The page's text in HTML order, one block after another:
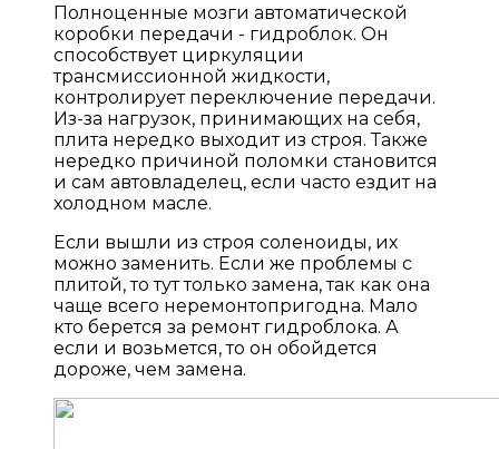
Полноценные мозги автоматической
коробки передачи - гидроблок. Он
способствует циркуляции
трансмиссионной жидкости,
контролирует переключение передачи.
Из-за нагрузок, принимающих на себя,
плита нередко выходит из строя. Также
нередко причиной поломки становится
и сам автовладелец, если часто ездит на
холодном масле.
Если вышли из строя соленоиды, их
можно заменить. Если же проблемы с
плитой, то тут только замена, так как она
чаще всего неремонтопригодна. Мало
кто берется за ремонт гидроблока. А
если и возьмется, то он обойдется
дороже, чем замена.